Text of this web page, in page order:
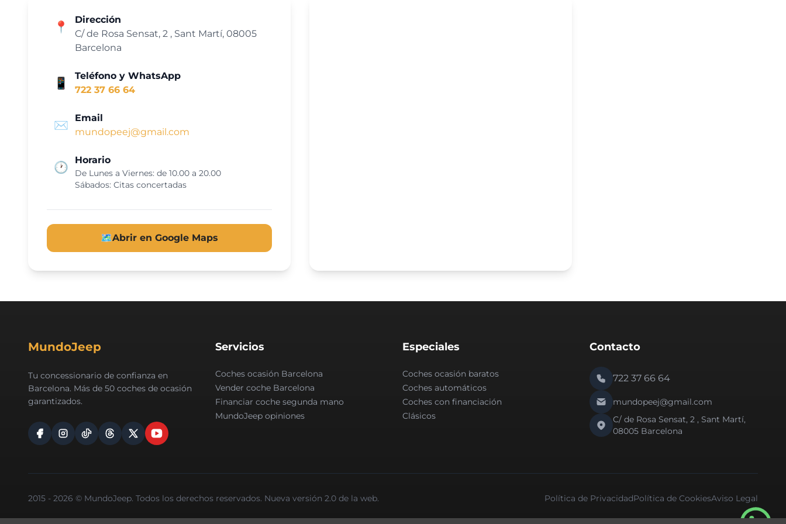
📍
Dirección
C/ de Rosa Sensat, 2 , Sant Martí, 08005
Barcelona
📱
Teléfono y WhatsApp
722 37 66 64
✉️
Email
mundopeej@gmail.com
🕐
Horario
De Lunes a Viernes: de 10.00 a 20.00
Sábados: Citas concertadas
🗺️Abrir en Google Maps
MundoJeep
Tu concessionario de confianza en
Barcelona. Más de 50 coches de ocasión
garantizados.
Servicios
Coches ocasión Barcelona
Vender coche Barcelona
Financiar coche segunda mano
MundoJeep opiniones
Especiales
Coches ocasión baratos
Coches automáticos
Coches con financiación
Clásicos
Contacto
722 37 66 64
mundopeej@gmail.com
C/ de Rosa Sensat, 2 , Sant Martí,
08005 Barcelona
2015 - 2026 © MundoJeep. Todos los derechos reservados. Nueva versión 2.0 de la web. Política de PrivacidadPolítica de CookiesAviso Legal